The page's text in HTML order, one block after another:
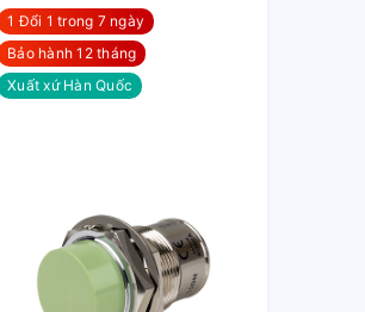
1 Đổi 1 trong 7 ngày
Bảo hành 12 tháng
Xuất xứ Hàn Quốc